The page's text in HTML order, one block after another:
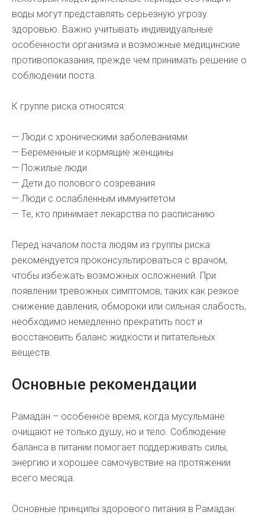
воды могут представлять серьезную угрозу
здоровью. Важно учитывать индивидуальные
особенности организма и возможные медицинские
противопоказания, прежде чем принимать решение о
соблюдении поста.
К группе риска относятся:
— Люди с хроническими заболеваниями
— Беременные и кормящие женщины
— Пожилые люди
— Дети до полового созревания
— Люди с ослабленным иммунитетом
— Те, кто принимает лекарства по расписанию
Перед началом поста людям из группы риска
рекомендуется проконсультироваться с врачом,
чтобы избежать возможных осложнений. При
появлении тревожных симптомов, таких как резкое
снижение давления, обмороки или сильная слабость,
необходимо немедленно прекратить пост и
восстановить баланс жидкости и питательных
веществ.
Основные рекомендации
Рамадан – особенное время, когда мусульмане
очищают не только душу, но и тело. Соблюдение
баланса в питании помогает поддерживать силы,
энергию и хорошее самочувствие на протяжении
всего месяца.
Основные принципы здорового питания в Рамадан: